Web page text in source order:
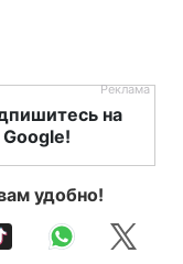
на
удобно!